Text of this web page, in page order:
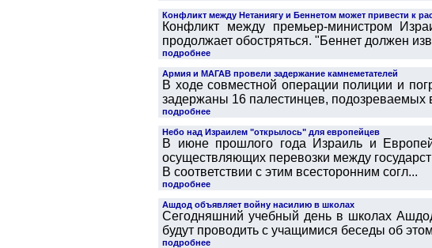
Конфликт между Нетаниягу и Беннетом может привести к
Конфликт между премьер-министром
продолжает обостряться. "Беннет должен
подробнее
Армия и МАГАВ провели задержание камнеметателей
В ходе совместной операции полиции и
задержаны 16 палестинцев, подозреваемых
подробнее
Небо над Израилем "открылось" для европейцев
В июне прошлого года Израиль и
осуществляющих перевозки между
В соответствии с этим всесторонним согл...
подробнее
Ашдод объявляет войну насилию в школах
Сегодняшний учебный день в школах
будут проводить с учащимися беседы об
подробнее